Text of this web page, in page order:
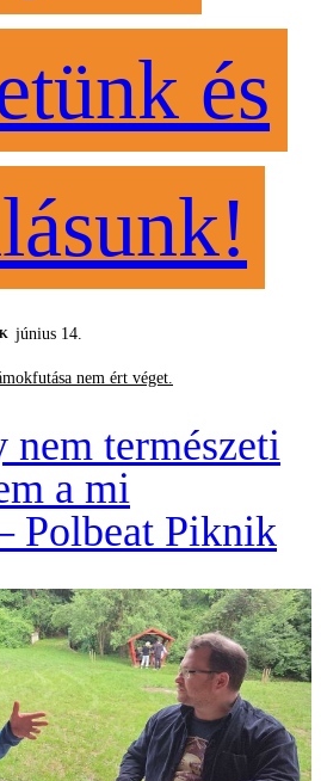
és
június 14.
nem ért véget.
nem természeti
a mi
Polbeat Piknik